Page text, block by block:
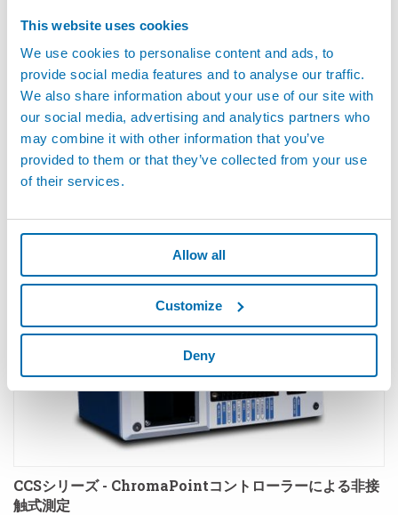
This website uses cookies
We use cookies to personalise content and ads, to
provide social media features and to analyse our traffic.
We also share information about your use of our site with
our social media, advertising and analytics partners who
may combine it with other information that you’ve
provided to them or that they’ve collected from your use
of their services.
Allow all
Customize
Deny
IRIX™ - クロマティックコンフォーカル技術を使用した非
接触式測定
CCSシリーズ - ChromaPointコントローラーによる非接
触式測定